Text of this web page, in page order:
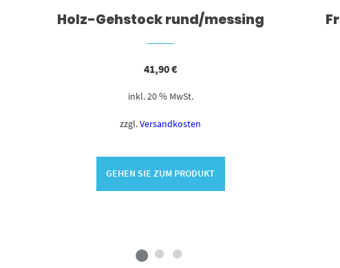
Holz-Gehstock rund/messing
41,90€
inkl. 20 % MwSt.
zzgl.Versandkosten
GEHEN SIE ZUM PRODUKT